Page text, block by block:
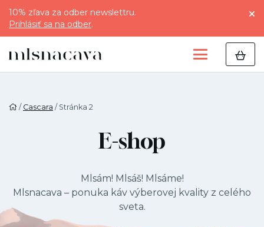
10% zľava za odber newslettru.
Prihlásiť sa na odber.
/ Cascara / Stránka 2
E-shop
Mlsám! Mlsáš! Mlsáme!
Mlsnacava – ponuka káv výberovej kvality z celého
sveta.